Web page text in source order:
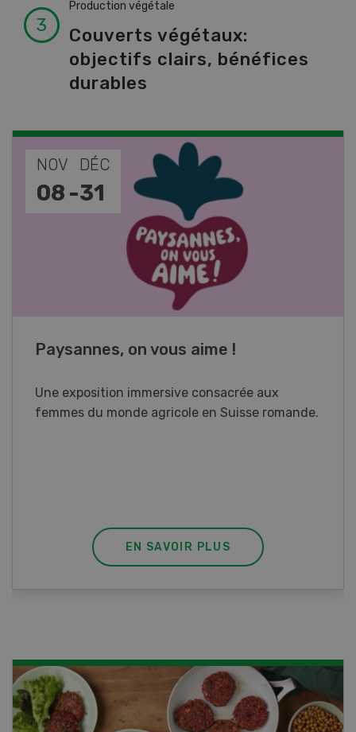
Production végétale
Couverts végétaux:
objectifs clairs, bénéfices
durables
NOV
08 -
DÉC
31
Paysannes, on vous aime !
Une exposition immersive consacrée aux
femmes du monde agricole en Suisse romande.
EN SAVOIR PLUS